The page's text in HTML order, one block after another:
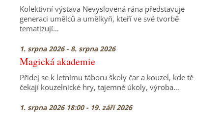
Kolektivní výstava Nevyslovená rána představuje
generaci umělců a umělkyň, kteří ve své tvorbě
tematizují…
1. srpna 2026 - 8. srpna 2026
Magická akademie
Přidej se k letnímu táboru školy čar a kouzel, kde tě
čekají kouzelnické hry, tajemné úkoly, výroba…
1. srpna 2026 18:00 - 19. září 2026